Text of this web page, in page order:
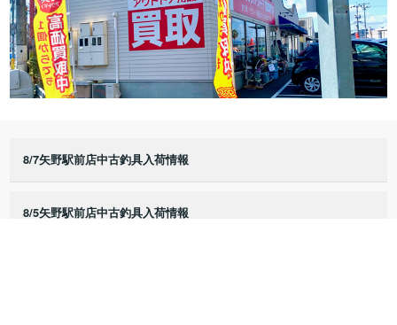
8/7矢野駅前店中古釣具入荷情報
8/5矢野駅前店中古釣具入荷情報